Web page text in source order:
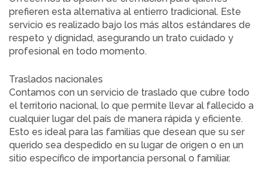
prefieren esta alternativa al entierro tradicional. Este
servicio es realizado bajo los más altos estándares de
respeto y dignidad, asegurando un trato cuidado y
profesional en todo momento.
Traslados nacionales
Contamos con un servicio de traslado que cubre todo
el territorio nacional, lo que permite llevar al fallecido a
cualquier lugar del país de manera rápida y eficiente.
Esto es ideal para las familias que desean que su ser
querido sea despedido en su lugar de origen o en un
sitio específico de importancia personal o familiar.